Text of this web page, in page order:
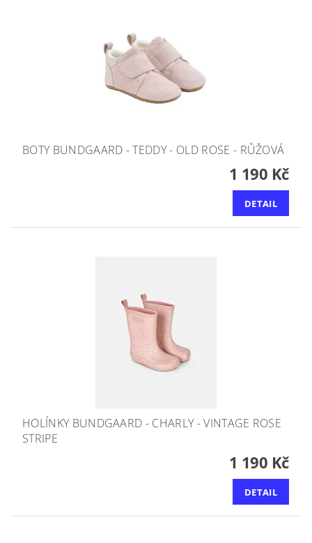
BOTY BUNDGAARD - TEDDY - OLD ROSE - RŮŽOVÁ
1 190 Kč
DETAIL
HOLÍNKY BUNDGAARD - CHARLY - VINTAGE ROSE
STRIPE
1 190 Kč
DETAIL